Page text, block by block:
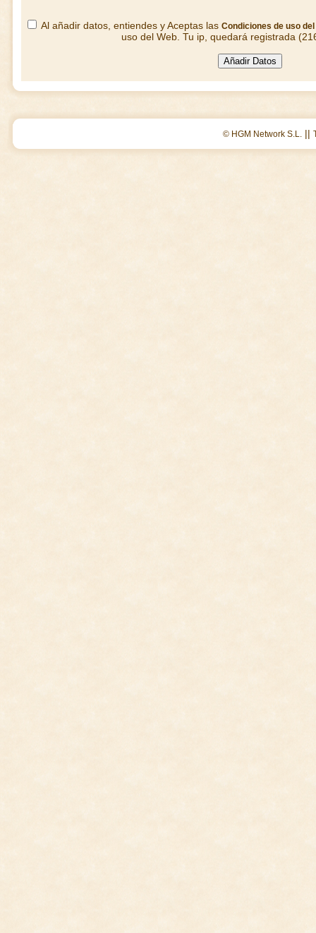
Al añadir datos, entiendes y Aceptas las Condiciones de uso del
uso del Web. Tu ip, quedará registrada
© HGM Network S.L. ||